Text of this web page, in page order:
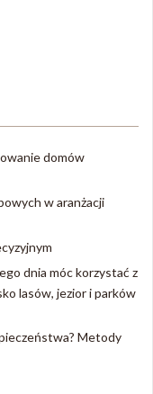
domów
w aranżacji
dnia móc korzystać z
lasów, jezior i parków
Metody